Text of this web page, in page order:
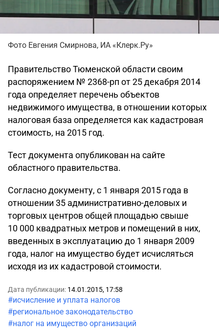
Фото Евгения Смирнова, ИА «Клерк.Ру»
Правительство Тюменской области своим
распоряжением № 2368-рп от 25 декабря 2014
года определяет перечень объектов
недвижимого имущества, в отношении которых
налоговая база определяется как кадастровая
стоимость, на 2015 год.
Тест документа опубликован на сайте
областного правительства.
Согласно документу, с 1 января 2015 года в
отношении 35 административно-деловых и
торговых центров общей площадью свыше
10 000 квадратных метров и помещений в них,
введенных в эксплуатацию до 1 января 2009
года, налог на имущество будет исчисляться
исходя из их кадастровой стоимости.
Дата публикации: 14.01.2015, 17:58
#исчисление и уплата налогов
#региональное законодательство
#налог на имущество организаций